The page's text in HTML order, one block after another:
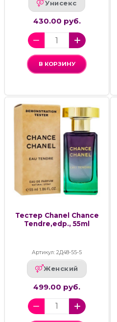
Унисекс
430.00 руб.
В КОРЗИНУ
Тестер Chanel Chance
Tendre,edp., 55ml
Артикул: 2Д48-55-5
Женский
499.00 руб.